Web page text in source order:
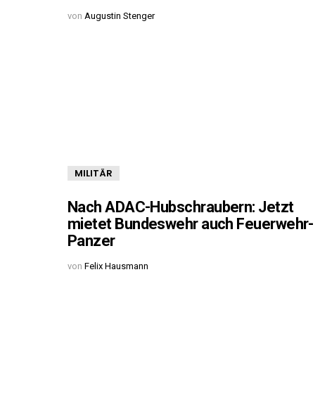
von Augustin Stenger
MILITÄR
Nach ADAC-Hubschraubern: Jetzt
mietet Bundeswehr auch Feuerwehr-
Panzer
von Felix Hausmann